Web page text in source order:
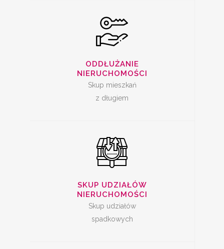
ODDŁUŻANIE
NIERUCHOMOŚCI
Skup mieszkań
z długiem
SKUP UDZIAŁÓW
NIERUCHOMOŚCI
Skup udziałów
spadkowych
NIERUCHOMOŚCI
SPRZEDAŻ
MIESZKANIA Z
LOKATOREM